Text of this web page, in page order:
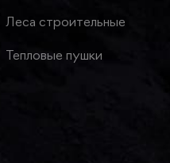
Леса строительные
Тепловые пушки